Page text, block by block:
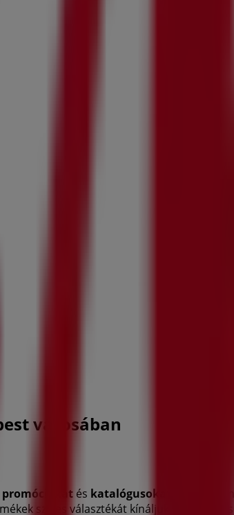
városában
promóciókat és katalógusokat ettől a
széles választékát kínáljuk, hogy